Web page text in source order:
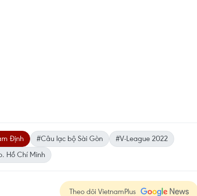
Định #Câu lạc bộ Sài Gòn
#V-League 2022
Hồ Chí Minh
Theo dõi VietnamPlus